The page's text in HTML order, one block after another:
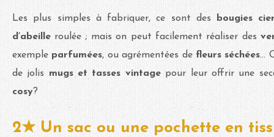
Les plus simples à fabriquer, ce sont des
bougies
d’abeille roulée ; mais on peut facilement réaliser des
exemple parfumées, ou agrémentées de fleurs séchées...
de jolis mugs et tasses vintage pour leur offrir une
cosy?
2★ Un sac ou une pochette en